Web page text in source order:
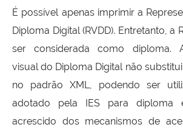
É possível apenas imprimir a
Diploma Digital (RVDD). Entretanto, a
ser considerada como diploma.
visual do Diploma Digital não
no padrão XML, podendo ser
adotado pela IES para diploma
acrescido dos mecanismos de